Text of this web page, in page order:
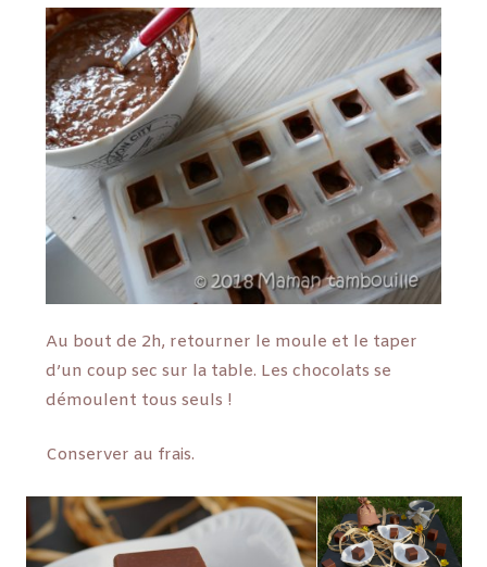
Au bout de 2h, retourner le moule et le taper
d’un coup sec sur la table. Les chocolats se
démoulent tous seuls !
Conserver au frais.